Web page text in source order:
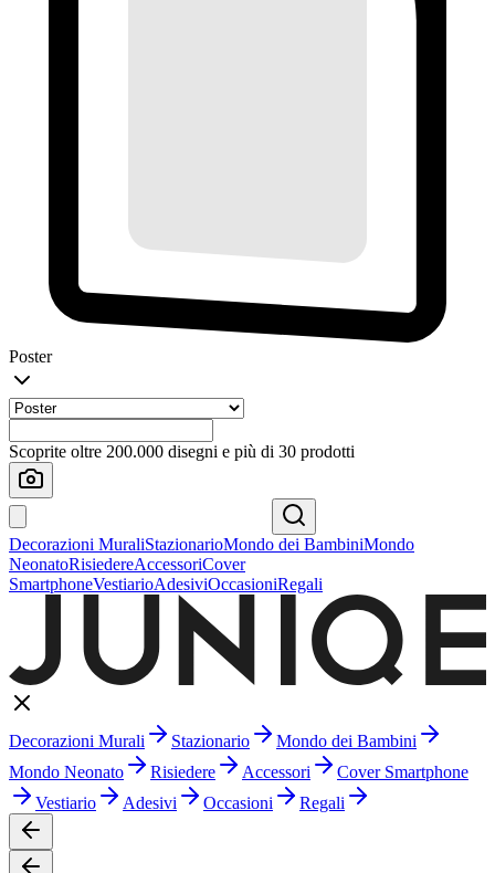
Poster
Scoprite oltre 200.000 disegni e più di 30 prodotti
Decorazioni MuraliStazionarioMondo dei BambiniMondo
NeonatoRisiedereAccessoriCover
SmartphoneVestiarioAdesiviOccasioniRegali
Decorazioni Murali Stazionario
Mondo dei Bambini
Mondo Neonato
Risiedere Accessori
Cover Smartphone
Vestiario
Adesivi Occasioni Regali